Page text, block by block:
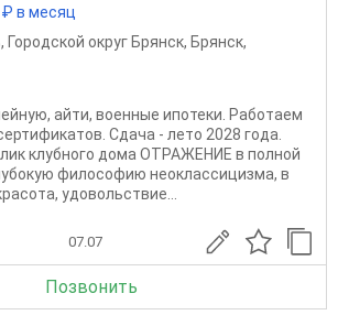
₽ в месяц
, Городской округ Брянск, Брянск,
айти, военные ипотеки. Работаем
Сдача - лето 2028 года.
клубного дома ОТРАЖЕНИЕ в полной
философию неоклассицизма, в
удовольствие...
07.07
Позвонить